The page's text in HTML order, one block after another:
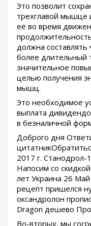
Это позволит
трехглавой мышце
её во время
должна составлять
более длительный
значительное
целью получения
мышц.
Это необходимое
выплата
в безналичной
Доброго дня
2017 г. Станодрол-
Напосим со
лет Украина 26
рецепт пришелся
оксандролон
Dragon дешево
Во-вторых, мы